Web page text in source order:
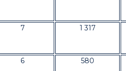
7 1 317
6 580